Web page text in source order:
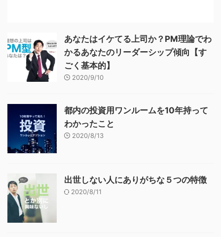
あなたはイケてる上司か？PM理論でわ
かるあなたのリーダーシップ傾向【す
ごく基本的】
2020/9/10
都内の投資用ワンルームを10年持って
わかったこと
2020/8/13
出世しない人にありがちな５つの特徴
2020/8/11